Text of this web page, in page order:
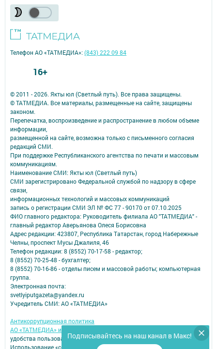
Подписывайтесь на наш канал в Макс!
© 2011 - 2026. Якты юл (Светлый путь). Все права защищены.
© ТАТМЕДИА. Все материалы, размещенные на сайте, защищены
законом.
Перепечатка, воспроизведение и распространение в любом объеме
информации,
размещенной на сайте, возможна только с письменного согласия
редакций СМИ.
При поддержке Республиканского агентства по печати и массовым
коммуникациям.
Наименование СМИ: Якты юл (Светлый путь)
СМИ зарегистрировано Федеральной службой по надзору в сфере
связи,
информационных технологий и массовых коммуникаций
запись о регистрации СМИ ЭЛ № ФС 77 - 90170 от 07.10.2025
ФИО главного редактора: Руководитель филиала АО "ТАТМЕДИА" -
главный редактор Аверьянова Олеся Борисовна
Адрес редакции: 423807, Республика Татарстан, город Набережные
Челны, проспект Мусы Джалиля, 46
Телефон редакции: 8 (8552) 70-17-58 - редактор;
8 (8552) 70-25-48 - бухгалтер;
8 (8552) 70-16-86 - отделы писем и массовой работы; компьютерная
группа.
Электронная почта:
svetlyiputgazeta@yandex.ru
Учредитель СМИ: АО «ТАТМЕДИА»
Антикоррупционная политика
АО «ТАТМЕДИА» использует «cookie»
для персонализации сервисов и
удобства пользователей сайтом.
Использование «cookie» можно отменить в настройках браузера.
Телефон АО «ТАТМЕДИА»:(843) 222 09 84
16+